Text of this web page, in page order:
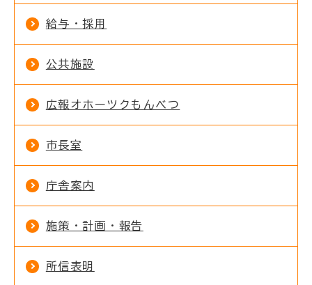
給与・採用
公共施設
広報オホーツクもんべつ
市長室
庁舎案内
施策・計画・報告
所信表明